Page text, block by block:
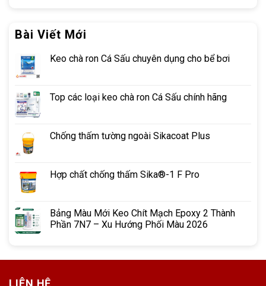
Bài Viết Mới
Keo chà ron Cá Sấu chuyên dụng cho bể bơi
Top các loại keo chà ron Cá Sấu chính hãng
Chống thấm tường ngoài Sikacoat Plus
Hợp chất chống thấm Sika®-1 F Pro
Bảng Màu Mới Keo Chít Mạch Epoxy 2 Thành
Phần 7N7 – Xu Hướng Phối Màu 2026
LIÊN HỆ